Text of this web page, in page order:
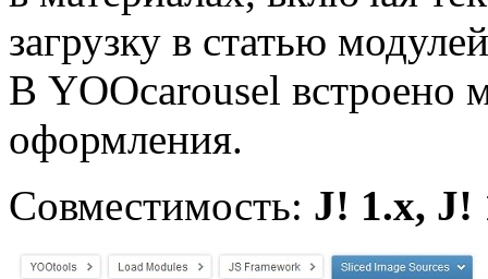
загрузку в статью
В YOOcarousel встроено
оформления.
Совместимость: J! 1.x, J!